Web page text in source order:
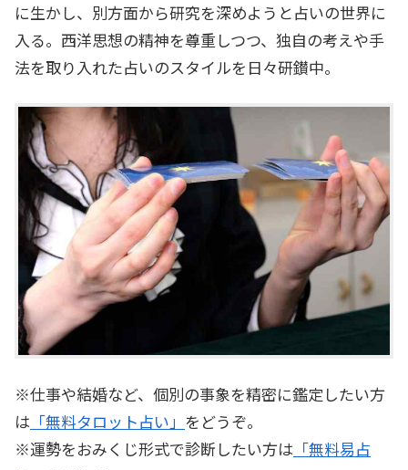
に生かし、別方面から研究を深めようと占いの世界に
入る。西洋思想の精神を尊重しつつ、独自の考えや手
法を取り入れた占いのスタイルを日々研鑚中。
※仕事や結婚など、個別の事象を精密に鑑定したい方
は 「無料タロット占い」 をどうぞ。
※運勢をおみくじ形式で診断したい方は 「無料易占